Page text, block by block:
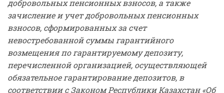
добровольных пенсионных взносов, а также
зачисление и учет добровольных пенсионных
взносов, сформированных за счет
невостребованной суммы гарантийного
возмещения по гарантируемому депозиту,
перечисленной организацией, осуществляющей
обязательное гарантирование депозитов, в
соответствии с Законом Республики Казахстан «Об